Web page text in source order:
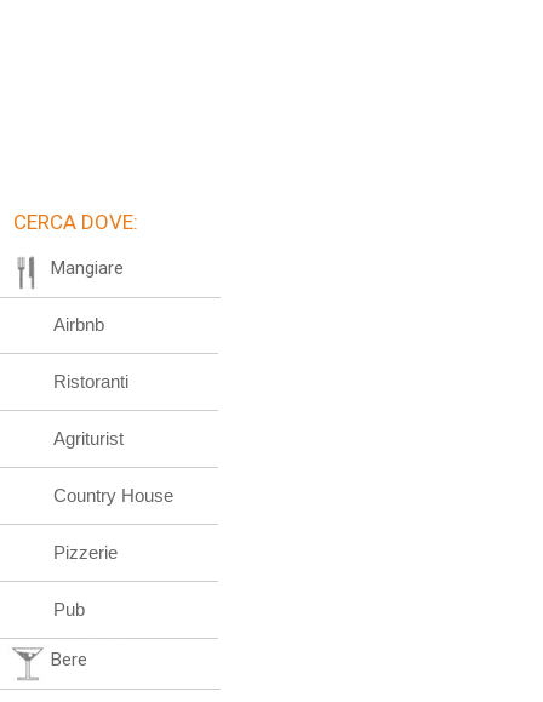
CERCA DOVE:
Mangiare
Airbnb
Ristoranti
Agriturist
Country House
Pizzerie
Pub
Bere